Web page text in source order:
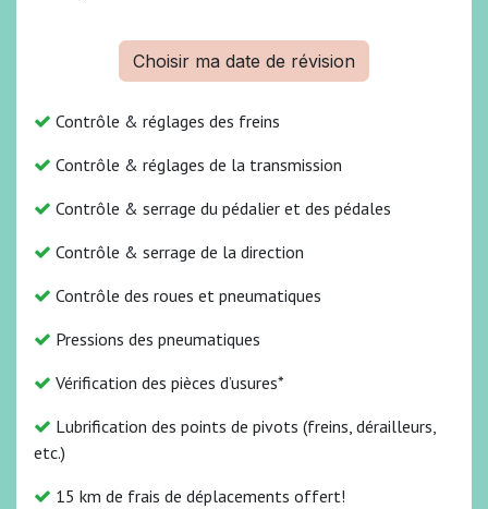
Choisir ma date de révision
Contrôle & réglages des freins
Contrôle & réglages de la transmission
Contrôle & serrage du pédalier et des pédales
Contrôle & serrage de la direction
Contrôle des roues et pneumatiques
Pressions des pneumatiques
Vérification des pièces d’usures*
Lubrification des points de pivots (freins, dérailleurs,
etc.)
15 km de frais de déplacements offert!